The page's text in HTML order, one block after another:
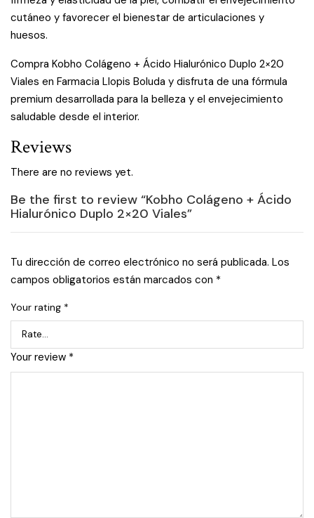
cutáneo y favorecer el bienestar de articulaciones y
huesos.
Compra Kobho Colágeno + Ácido Hialurónico Duplo 2×20
Viales en Farmacia Llopis Boluda y disfruta de una fórmula
premium desarrollada para la belleza y el envejecimiento
saludable desde el interior.
Reviews
There are no reviews yet.
Be the first to review “Kobho Colágeno + Ácido
Hialurónico Duplo 2×20 Viales”
Tu dirección de correo electrónico no será publicada. Los
campos obligatorios están marcados con *
Your rating *
Your review *